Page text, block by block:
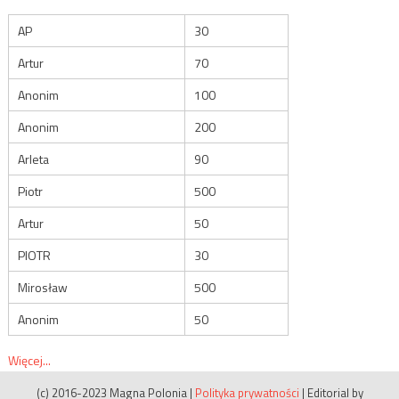
AP
30
Artur
70
Anonim
100
Anonim
200
Arleta
90
Piotr
500
Artur
50
PIOTR
30
Mirosław
500
Anonim
50
Więcej...
(c) 2016-2023 Magna Polonia | Polityka prywatności | Editorial by